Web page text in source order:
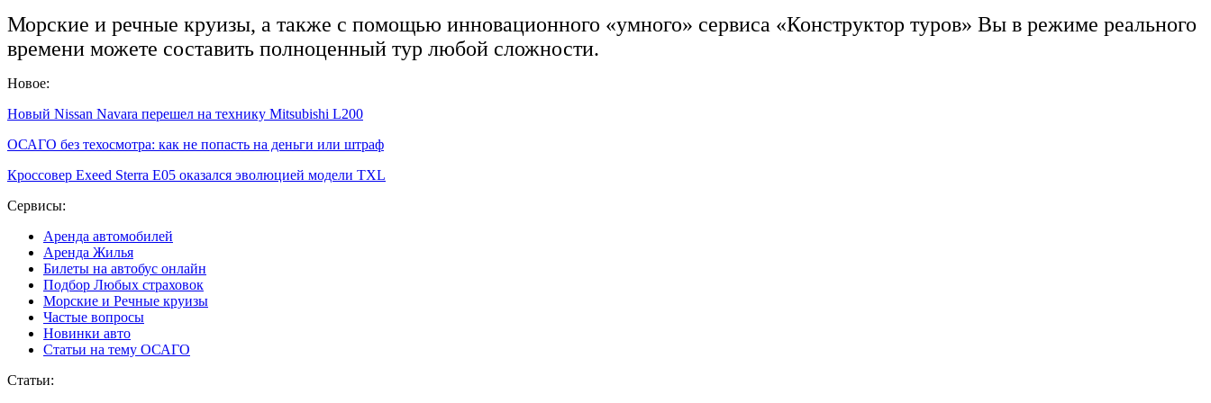
Морские и речные круизы, а также с помощью инновационного «умного» сервиса «Конструктор туров» Вы в режиме реального
времени можете составить полноценный тур любой сложности.
Новое:
Новый Nissan Navara перешел на технику Mitsubishi L200
ОСАГО без техосмотра: как не попасть на деньги или штраф
Кроссовер Exeed Sterra E05 оказался эволюцией модели TXL
Сервисы:
Аренда автомобилей
Аренда Жилья
Билеты на автобус онлайн
Подбор Любых страховок
Морские и Речные круизы
Частые вопросы
Новинки авто
Статьи на тему ОСАГО
Статьи: